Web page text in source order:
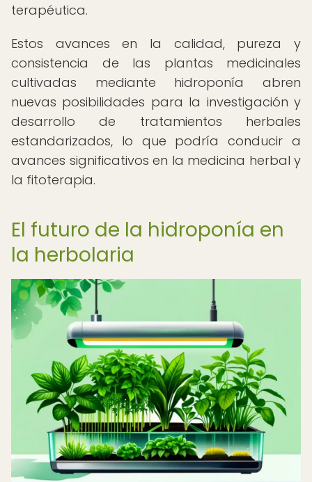
terapéutica.
Estos avances en la calidad, pureza y
consistencia de las plantas medicinales
cultivadas mediante hidroponía abren
nuevas posibilidades para la investigación y
desarrollo de tratamientos herbales
estandarizados, lo que podría conducir a
avances significativos en la medicina herbal y
la fitoterapia.
El futuro de la hidroponía en
la herbolaria